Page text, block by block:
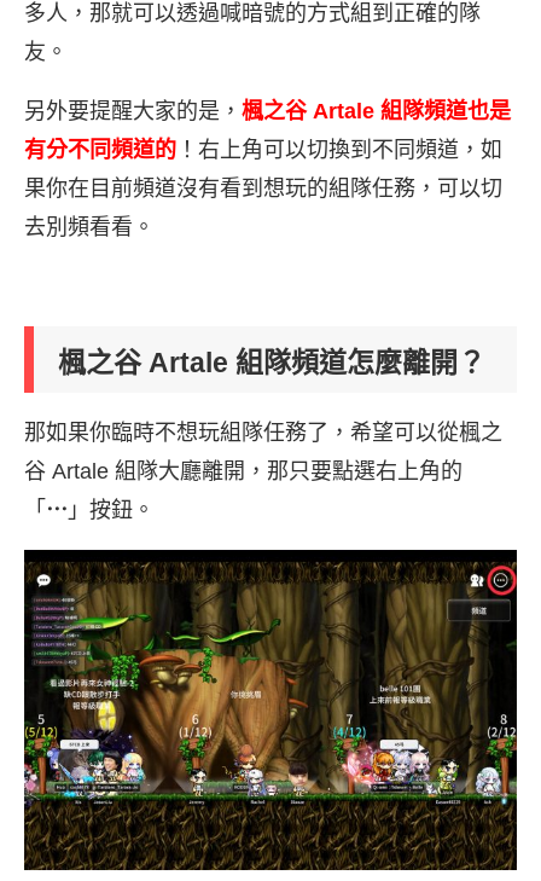
多人，那就可以透過喊暗號的方式組到正確的隊
友。
另外要提醒大家的是， 楓之谷 Artale 組隊頻道也是
有分不同頻道的 ！右上角可以切換到不同頻道，如
果你在目前頻道沒有看到想玩的組隊任務，可以切
去別頻看看。
楓之谷 Artale 組隊頻道怎麼離開？
那如果你臨時不想玩組隊任務了，希望可以從楓之
谷 Artale 組隊大廳離開，那只要點選右上角的
「 ⋯ 」按鈕。